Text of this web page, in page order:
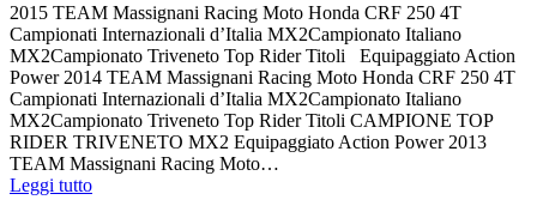
2015 TEAM Massignani Racing Moto Honda CRF 250 4T
Campionati Internazionali d’Italia MX2Campionato Italiano
MX2Campionato Triveneto Top Rider Titoli Equipaggiato Action
Power 2014 TEAM Massignani Racing Moto Honda CRF 250 4T
Campionati Internazionali d’Italia MX2Campionato Italiano
MX2Campionato Triveneto Top Rider Titoli CAMPIONE TOP
RIDER TRIVENETO MX2 Equipaggiato Action Power 2013
TEAM Massignani Racing Moto…
Leggi tutto